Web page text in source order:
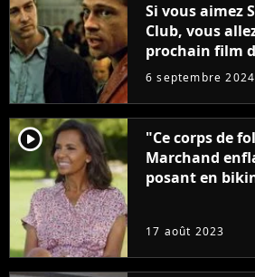
Si vous aimez
Club, vous
prochain film
avec lequel il
complètement
6 septembre 2024
player2
"Ce corps de
Marchand
posant en
17 août 2023